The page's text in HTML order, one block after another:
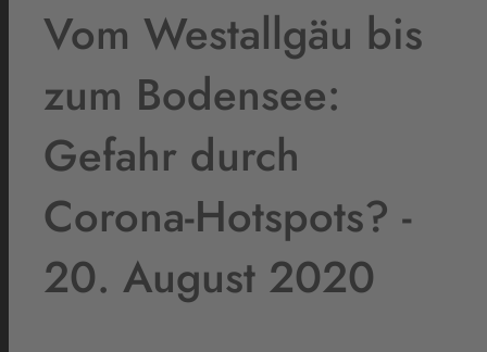
Vom Westallgäu bis
zum Bodensee:
Gefahr durch
Corona-Hotspots? -
20. August 2020